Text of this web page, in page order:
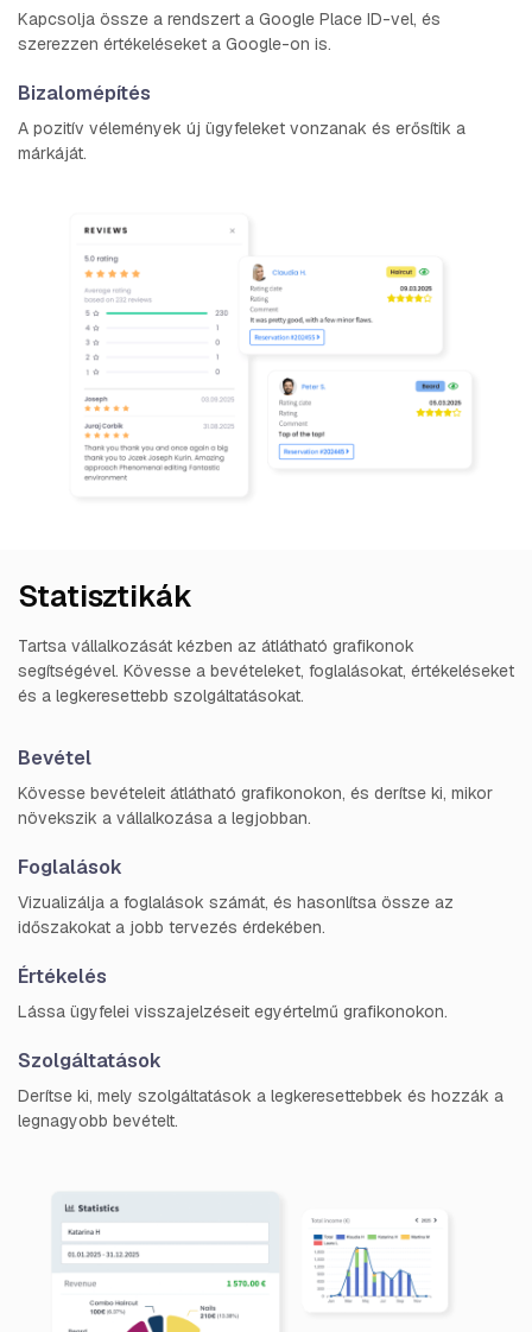
Kapcsolja össze a rendszert a Google Place ID-vel, és
szerezzen értékeléseket a Google-on is.
Bizalomépítés
A pozitív vélemények új ügyfeleket vonzanak és erősítik a
márkáját.
Statisztikák
Tartsa vállalkozását kézben az átlátható grafikonok
segítségével. Kövesse a bevételeket, foglalásokat, értékeléseket
és a legkeresettebb szolgáltatásokat.
Bevétel
Kövesse bevételeit átlátható grafikonokon, és derítse ki, mikor
növekszik a vállalkozása a legjobban.
Foglalások
Vizualizálja a foglalások számát, és hasonlítsa össze az
időszakokat a jobb tervezés érdekében.
Értékelés
Lássa ügyfelei visszajelzéseit egyértelmű grafikonokon.
Szolgáltatások
Derítse ki, mely szolgáltatások a legkeresettebbek és hozzák a
legnagyobb bevételt.